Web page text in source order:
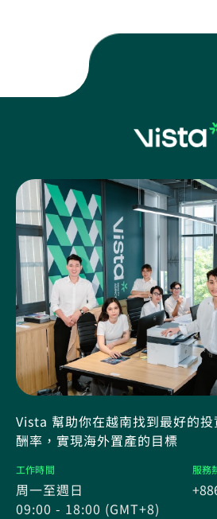
Vista 幫助你在越南找到最好的
酬率，實現海外置產的目標
工作時間
周一至週日
09:00 - 18:00 (GMT+8)
服務